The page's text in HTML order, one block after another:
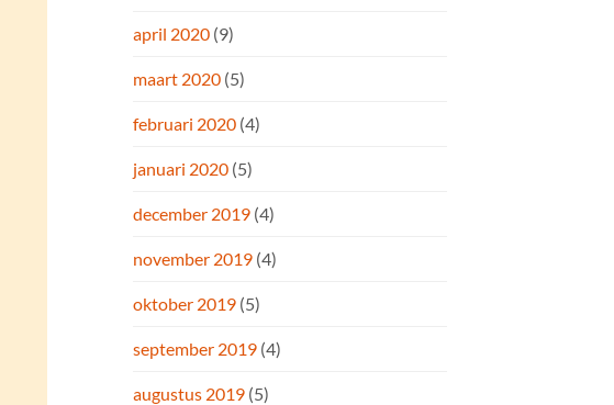
april 2020 (9)
maart 2020 (5)
februari 2020 (4)
januari 2020 (5)
december 2019 (4)
november 2019 (4)
oktober 2019 (5)
september 2019 (4)
augustus 2019 (5)